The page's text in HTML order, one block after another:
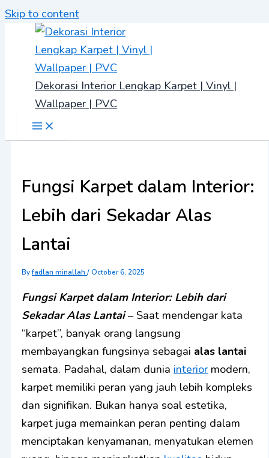
Skip to content
Dekorasi Interior Lengkap Karpet | Vinyl |
Wallpaper | PVC
Fungsi Karpet dalam Interior:
Lebih dari Sekadar Alas
Lantai
Byfadlan minallah/October 6, 2025
Fungsi Karpet dalam Interior: Lebih dari
Sekadar Alas Lantai– Saat mendengar kata
“karpet”, banyak orang langsung
membayangkan fungsinya sebagai alas lantai
semata. Padahal, dalam dunia interior modern,
karpet memiliki peran yang jauh lebih kompleks
dan signifikan. Bukan hanya soal estetika,
karpet juga memainkan peran penting dalam
menciptakan kenyamanan, menyatukan elemen